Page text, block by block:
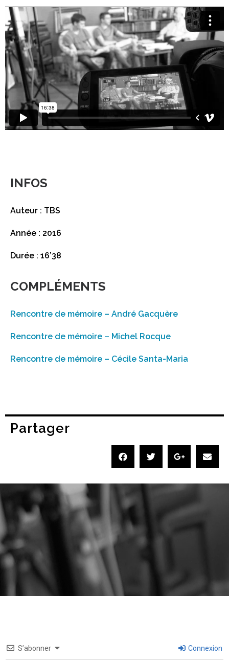
INFOS
Auteur : TBS
Année : 2016
Durée : 16’38
COMPLÉMENTS
Rencontre de mémoire – André Gacquère
Rencontre de mémoire – Michel Rocque
Rencontre de mémoire – Cécile Santa-Maria
Partager
S’abonner Connexion